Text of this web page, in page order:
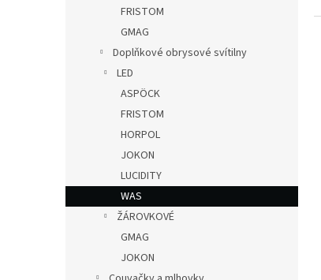
FRISTOM
GMAG
Doplňkové obrysové svítilny
LED
ASPÖCK
FRISTOM
HORPOL
JOKON
LUCIDITY
WAS
ŽÁROVKOVÉ
GMAG
JOKON